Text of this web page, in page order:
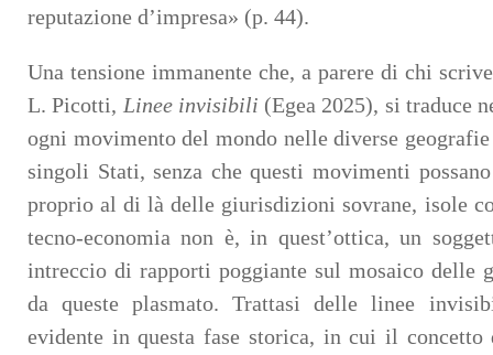
reputazione d’impresa» (p. 44).
Una tensione immanente che, a parere di chi
L. Picotti, Linee invisibili (Egea 2025), si traduce
ogni movimento del mondo nelle diverse
singoli Stati, senza che questi movimenti
proprio al di là delle giurisdizioni sovrane, isole
tecno-economia non è, in quest’ottica, un
intreccio di rapporti poggiante sul mosaico delle
da queste plasmato. Trattasi delle linee
evidente in questa fase storica, in cui il concetto